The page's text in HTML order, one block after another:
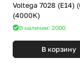
Voltega 7028 (E14) (6Вт)
(4000K)
В наличии: 2000
В корзину